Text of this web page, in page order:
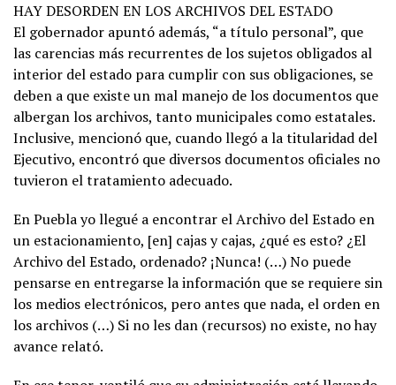
HAY DESORDEN EN LOS ARCHIVOS DEL ESTADO
El gobernador apuntó además, “a título personal”, que
las carencias más recurrentes de los sujetos obligados al
interior del estado para cumplir con sus obligaciones, se
deben a que existe un mal manejo de los documentos que
albergan los archivos, tanto municipales como estatales.
Inclusive, mencionó que, cuando llegó a la titularidad del
Ejecutivo, encontró que diversos documentos oficiales no
tuvieron el tratamiento adecuado.
En Puebla yo llegué a encontrar el Archivo del Estado en
un estacionamiento, [en] cajas y cajas, ¿qué es esto? ¿El
Archivo del Estado, ordenado? ¡Nunca! (…) No puede
pensarse en entregarse la información que se requiere sin
los medios electrónicos, pero antes que nada, el orden en
los archivos (…) Si no les dan (recursos) no existe, no hay
avance relató.